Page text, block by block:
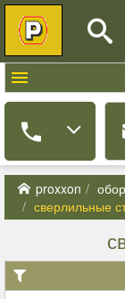
proxxon
сверлильные